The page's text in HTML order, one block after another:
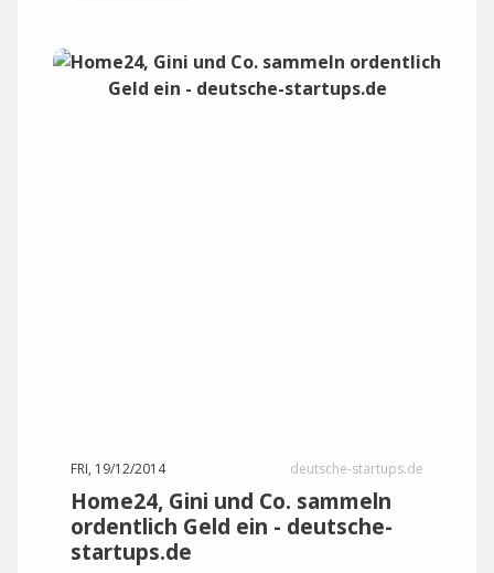
FRI, 19/12/2014 deutsche-startups.de
Home24, Gini und Co. sammeln
ordentlich Geld ein - deutsche-
startups.de